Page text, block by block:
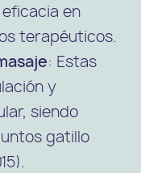
en
terapéuticos.
: Estas
y
siendo
gatillo